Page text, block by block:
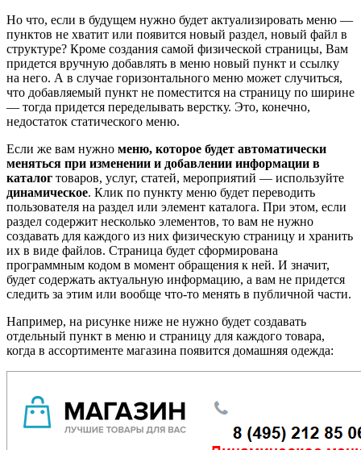
Но что, если в будущем нужно будет актуализировать меню —
пунктов не хватит или появится новый раздел, новый файл в
структуре? Кроме создания самой физической страницы, Вам
придется вручную добавлять в меню новый пункт и ссылку
на него. А в случае горизонтального меню может случиться,
что добавляемый пункт не поместится на страницу по ширине
— тогда придется переделывать верстку. Это, конечно,
недостаток статического меню.
Если же вам нужно меню, которое будет автоматически
меняться при изменении и добавлении информации в
каталог товаров, услуг, статей, мероприятий — используйте
динамическое. Клик по пункту меню будет переводить
пользователя на раздел или элемент каталога. При этом, если
раздел содержит несколько элементов, то вам не нужно
создавать для каждого из них физическую страницу и хранить
их в виде файлов. Страница будет сформирована
программным кодом в момент обращения к ней. И значит,
будет содержать актуальную информацию, а вам не придется
следить за этим или вообще что-то менять в публичной части.
Например, на рисунке ниже не нужно будет создавать
отдельный пункт в меню и страницу для каждого товара,
когда в ассортименте магазина появится домашняя одежда: